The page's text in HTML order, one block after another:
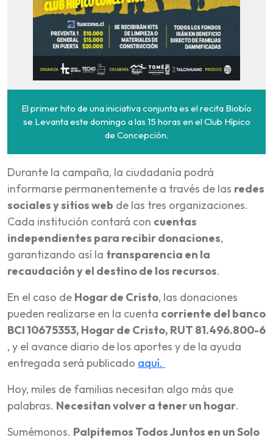
El primer hito de una iniciativa conjunta es el recita Biobío
se Levanta este domingo a las 15 horas en el Club Hípico
de Concepción.
Durante la campaña, la ciudadanía podrá
informarse permanentemente a través de las redes
sociales y sitios web de las tres organizaciones.
Cada institución contará con cuentas
independientes para recibir donaciones,
garantizando así la transparencia en la
recaudación y el destino de los recursos.
En el caso de Hogar de Cristo, las donaciones
pueden realizarse en la cuenta corriente del banco
BCI 10675353, Hogar de Cristo, RUT 81.496.800-6
, y el avance diario de los aportes y de la ayuda
entregada será publicado aquí.
Hoy, miles de familias necesitan algo más que
palabras. Necesitan volver a tener un hogar.
Sumémonos. Palpitemos Todos Juntos en un Solo